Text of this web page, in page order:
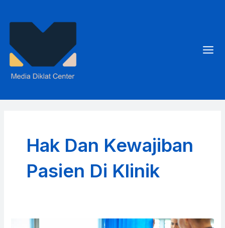
Hak Dan Kewajiban
Pasien Di Klinik